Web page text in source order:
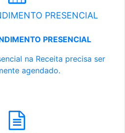
PRESENCIAL
PRESENCIAL
na Receita precisa ser
agendado.